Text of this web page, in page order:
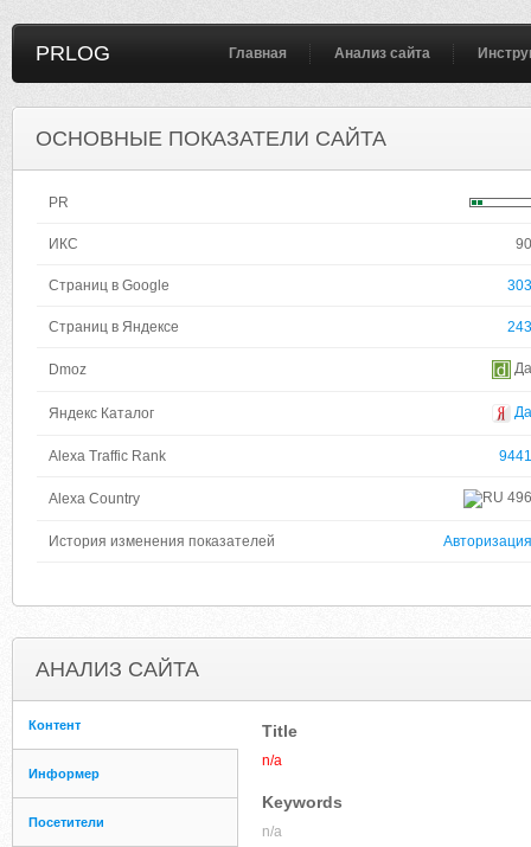
PRLOG Главная Анализ сайта
ОСНОВНЫЕ ПОКАЗАТЕЛИ САЙТА
PR
ИКС 90
Страниц в Google 303
Страниц в Яндексе 243
Dmoz Да
Яндекс Каталог Да
Alexa Traffic Rank 9441
Alexa Country 496
История изменения показателей Авторизация
АНАЛИЗ САЙТА
Контент
Информер
Посетители
Title
n/a
Keywords
n/a